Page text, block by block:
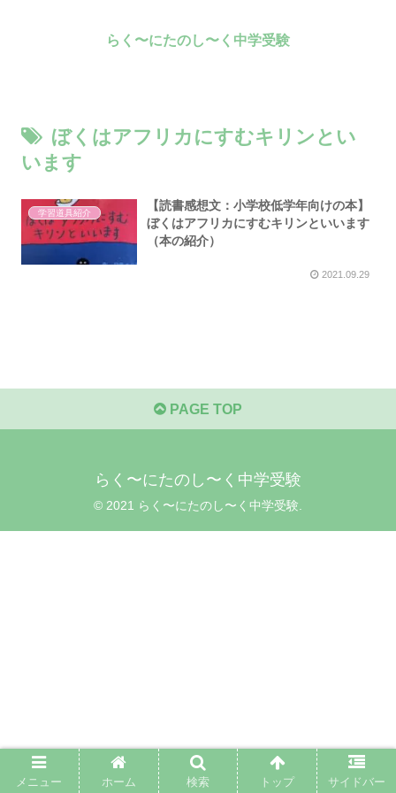
らく〜にたのし〜く中学受験
ぼくはアフリカにすむキリンとい
います
学習道具紹介
【読書感想文：小学校低学年向けの本】
ぼくはアフリカにすむキリンといいます
（本の紹介）
2021.09.29
PAGE TOP
らく〜にたのし〜く中学受験
© 2021 らく〜にたのし〜く中学受験.
メニュー ホーム 検索 トップ サイドバー